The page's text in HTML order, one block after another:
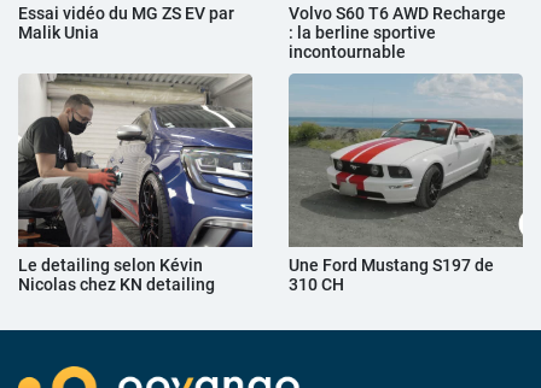
Essai vidéo du MG ZS EV par
Malik Unia
Volvo S60 T6 AWD Recharge
: la berline sportive
incontournable
Le detailing selon Kévin
Nicolas chez KN detailing
Une Ford Mustang S197 de
310 CH